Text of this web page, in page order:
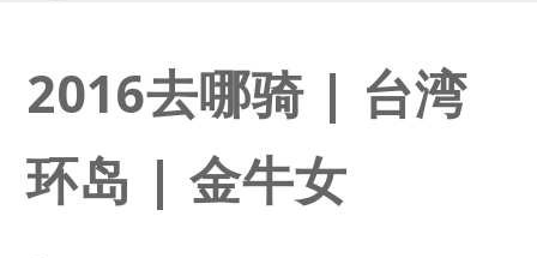
2016去哪骑 | 台湾
环岛 | 金牛女